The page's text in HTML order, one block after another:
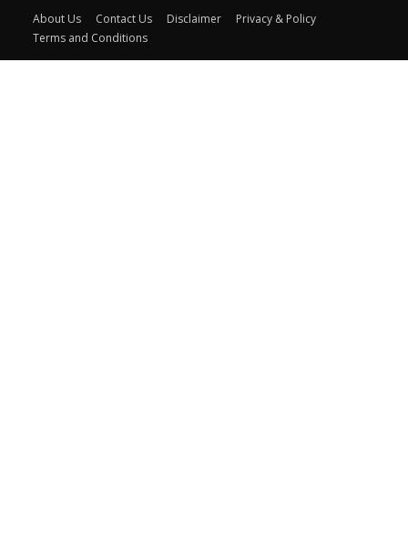
About Us Contact Us Disclaimer
Privacy & Policy
Terms and Conditions